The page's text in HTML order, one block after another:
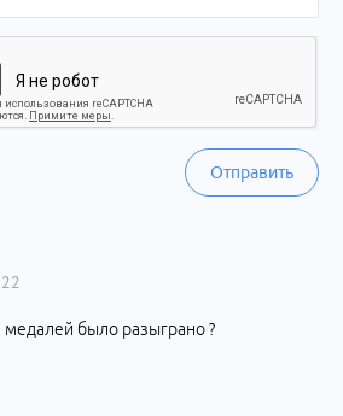
Отправить
медалей было разыграно ?